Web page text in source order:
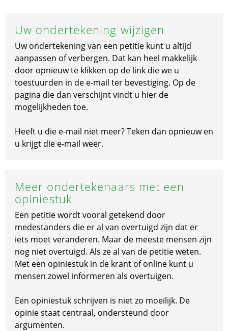
Uw ondertekening wijzigen
Uw ondertekening van een petitie kunt u altijd
aanpassen of verbergen. Dat kan heel makkelijk
door opnieuw te klikken op de link die we u
toestuurden in de e-mail ter bevestiging. Op de
pagina die dan verschijnt vindt u hier de
mogelijkheden toe.
Heeft u die e-mail niet meer? Teken dan opnieuw en
u krijgt die e-mail weer.
Meer ondertekenaars met een
opiniestuk
Een petitie wordt vooral getekend door
medestanders die er al van overtuigd zijn dat er
iets moet veranderen. Maar de meeste mensen zijn
nog niet overtuigd. Als ze al van de petitie weten.
Met een opiniestuk in de krant of online kunt u
mensen zowel informeren als overtuigen.
Een opiniestuk schrijven is niet zo moeilijk. De
opinie staat centraal, ondersteund door
argumenten.